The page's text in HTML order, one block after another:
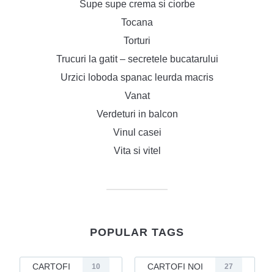
Supe supe crema si ciorbe
Tocana
Torturi
Trucuri la gatit – secretele bucatarului
Urzici loboda spanac leurda macris
Vanat
Verdeturi in balcon
Vinul casei
Vita si vitel
POPULAR TAGS
CARTOFI 10 CARTOFI NOI 27